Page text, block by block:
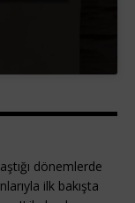
dönemlerde
ilk bakışta